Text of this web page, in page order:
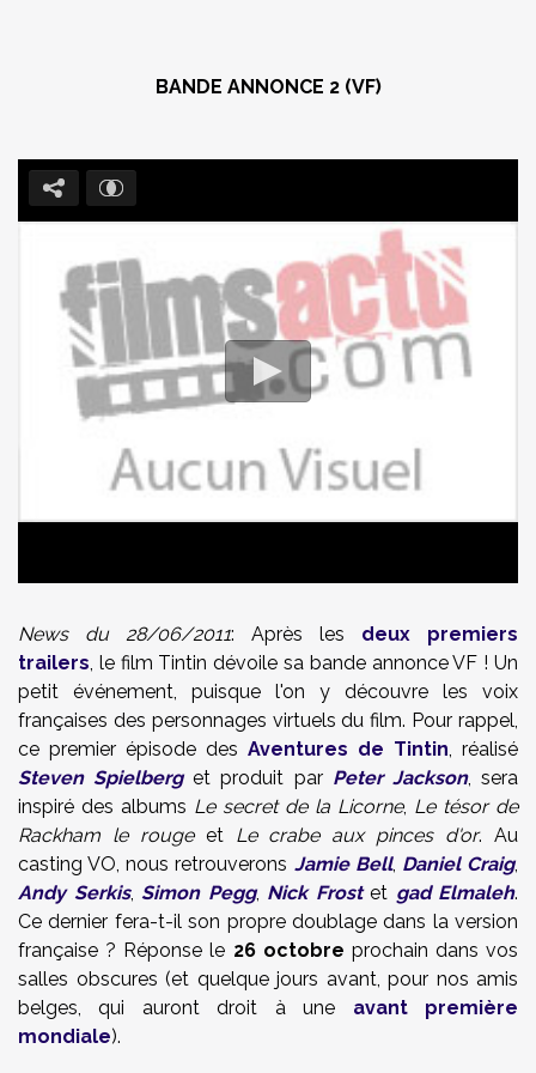
BANDE ANNONCE 2 (VF)
News du 28/06/2011: Après les deux premiers
trailers, le film Tintin dévoile sa bande annonce VF ! Un
petit événement, puisque l'on y découvre les voix
françaises des personnages virtuels du film. Pour rappel,
ce premier épisode des Aventures de Tintin, réalisé
Steven Spielberget produit par Peter Jackson, sera
inspiré des albums Le secret de la Licorne, Le tésor de
Rackham le rougeet Le crabe aux pinces d'or. Au
casting VO, nous retrouverons Jamie Bell, Daniel Craig,
Andy Serkis, Simon Pegg, Nick Frostet gad Elmaleh.
Ce dernier fera-t-il son propre doublage dans la version
française ? Réponse le 26 octobre prochain dans vos
salles obscures (et quelque jours avant, pour nos amis
belges, qui auront droit à une avant première
mondiale).